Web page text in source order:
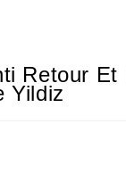
Retour Et
Yildiz